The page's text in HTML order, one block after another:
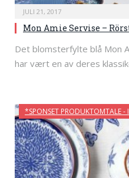
JULI 21, 2017
Mon Amie Servise –
Det blomsterfylte blå Mon
har vært en av deres
*SPONSET PRODUKTOMTALE -